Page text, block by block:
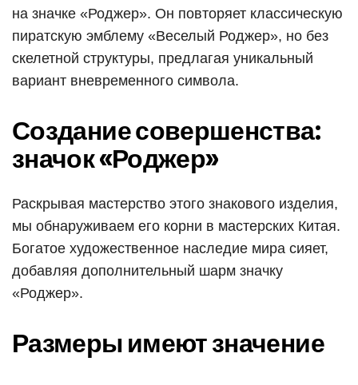
на значке «Роджер». Он повторяет классическую
пиратскую эмблему «Веселый Роджер», но без
скелетной структуры, предлагая уникальный
вариант вневременного символа.
Создание совершенства:
значок «Роджер»
Раскрывая мастерство этого знакового изделия,
мы обнаруживаем его корни в мастерских Китая.
Богатое художественное наследие мира сияет,
добавляя дополнительный шарм значку
«Роджер».
Размеры имеют значение